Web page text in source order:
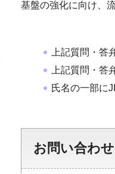
基盤の強化に向け、
上記質問・答
上記質問・答
氏名の一部に
お問い合わせ